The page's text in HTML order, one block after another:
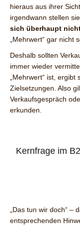
hieraus aus ihrer
irgendwann stellen
sich überhaupt
„Mehrwert“ gar nicht
Deshalb sollten
immer wieder
„Mehrwert“ ist,
Zielsetzungen. Also
Verkaufsgespräch
erkunden.
Kernfrage im
„Das tun wir doch“ –
entsprechenden